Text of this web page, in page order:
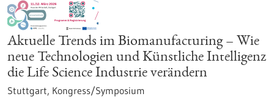
Aktuelle Trends im Biomanufacturing – Wie
neue Technologien und Künstliche Intelligenz
die Life Science Industrie verändern
Stuttgart, Kongress/Symposium